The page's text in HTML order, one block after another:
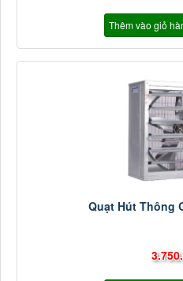
Thêm vào giỏ
Quạt Hút Thông